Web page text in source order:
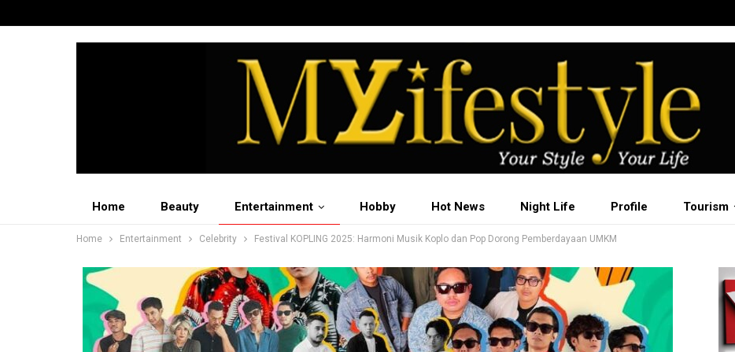
Home Beauty Entertainment Hobby Hot News Night Life Profile Tourism
Home Entertainment Celebrity Festival KOPLING 2025: Harmoni Musik Koplo dan Pop Dorong Pemberdayaan UMKM